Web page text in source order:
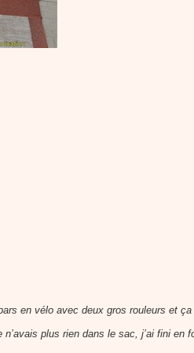
en vélo avec deux gros rouleurs et
plus rien dans le sac, j’ai fini en